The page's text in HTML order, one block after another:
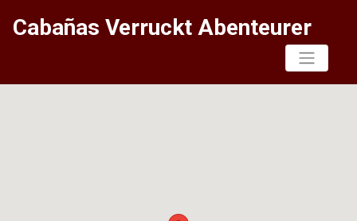
Cabañas Verruckt Abenteurer